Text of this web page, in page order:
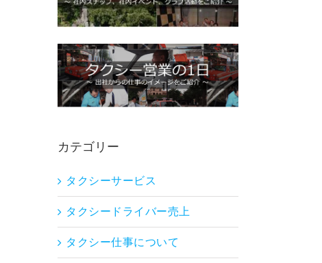
カテゴリー
タクシーサービス
タクシードライバー売上
タクシー仕事について